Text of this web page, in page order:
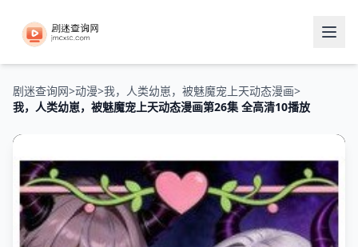
剧迷查询网>动漫>我，人类幼崽，被魅魔宠上天动态漫画>
我，人类幼崽，被魅魔宠上天动态漫画第26集 全高清10播放